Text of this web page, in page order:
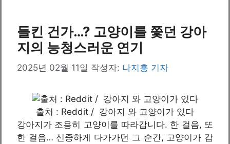
들킨 건가…? 고양이를 쫓던 강아
지의 능청스러운 연기
2025년 02월 11일 작성자: 나지홍 기자
출처 : Reddit / 강아지 와 고양이가 있다
강아지가 조용히 고양이를 따라갑니다. 한 걸음, 또
한 걸음… 신중하게 다가가던 그 순간, 고양이가 갑